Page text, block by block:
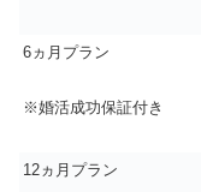
6ヵ月プラン
※婚活成功保証付き
12ヵ月プラン